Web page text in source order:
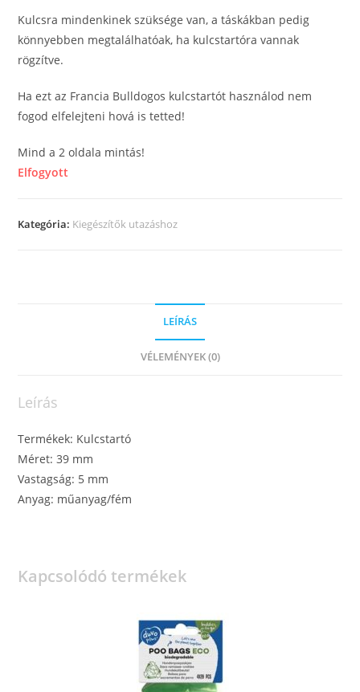
Kulcsra mindenkinek szüksége van, a táskákban pedig
könnyebben megtalálhatóak, ha kulcstartóra vannak
rögzítve.
Ha ezt az Francia Bulldogos kulcstartót használod nem
fogod elfelejteni hová is tetted!
Mind a 2 oldala mintás!
Elfogyott
Kategória: Kiegészítők utazáshoz
LEÍRÁS
VÉLEMÉNYEK (0)
Leírás
Termékek: Kulcstartó
Méret: 39 mm
Vastagság: 5 mm
Anyag: műanyag/fém
Kapcsolódó termékek